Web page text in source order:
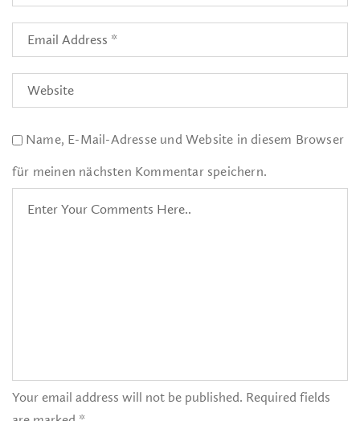
Name, E-Mail-Adresse und Website in diesem Browser
für meinen nächsten Kommentar speichern.
Your email address will not be published. Required fields